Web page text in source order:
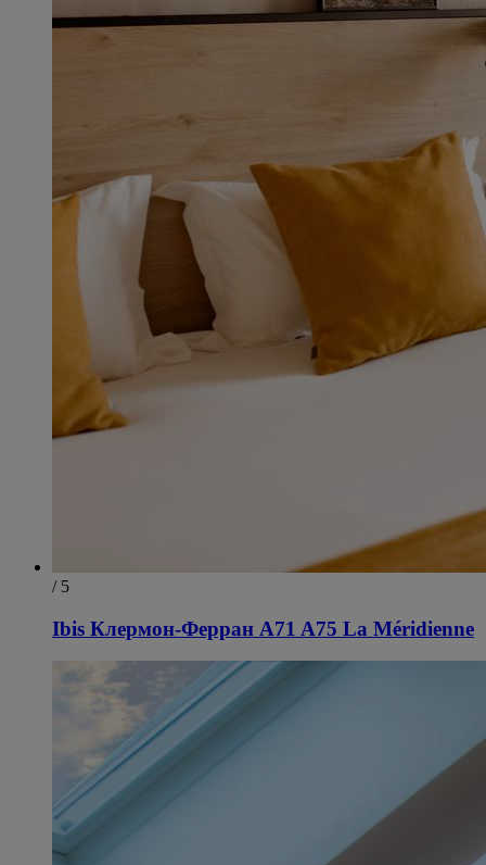
/ 5
Ibis Клермон-Ферран A71 A75 La Méridienne